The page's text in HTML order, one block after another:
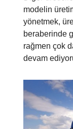
modelin
yönetmek,
beraberinde
rağmen çok
devam